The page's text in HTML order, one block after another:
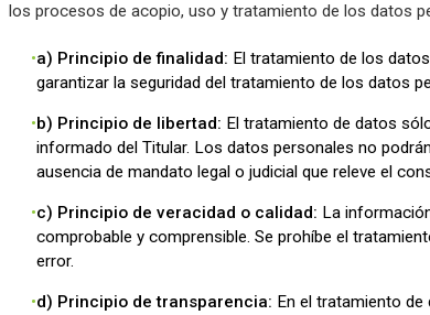
los procesos de acopio, uso y tratamiento de los datos
a) Principio de finalidad: El tratamiento de los
garantizar la seguridad del tratamiento de los datos
b) Principio de libertad: El tratamiento de datos
informado del Titular. Los datos personales no
ausencia de mandato legal o judicial que releve el
c) Principio de veracidad o calidad: La
comprobable y comprensible. Se prohíbe el
error.
d) Principio de transparencia: En el tratamiento